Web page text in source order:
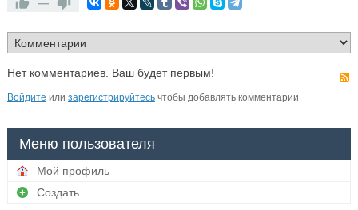
Нет комментариев. Ваш будет первым!
Войдите или зарегистрируйтесьчтобы добавлять комментарии
Меню пользователя
Мой профиль
Создать